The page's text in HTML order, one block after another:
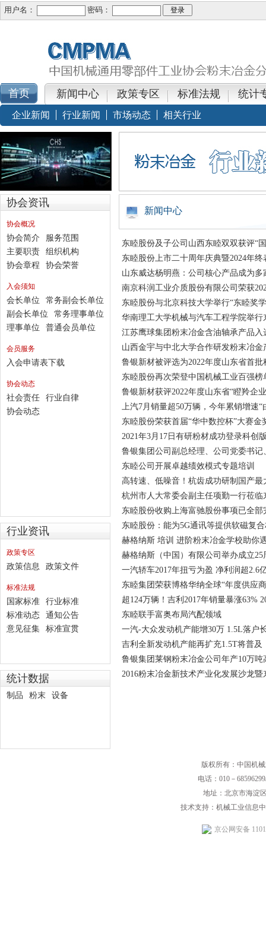
用户名： 密码：
新闻中心 政策专区 标准法规 统计
企业新闻 行业新闻 市场动态 相关行业
协会资讯
协会概况
协会简介
服务范围
主要职责
组织机构
协会章程
协会荣誉
入会须知
会长单位
常务副会长单位
副会长单位
常务理事单位
理事单位
普通会员单位
会员服务
入会申请表下载
协会动态
社会责任
行业自律
协会动态
行业资讯
政策专区
政策信息 政策文件
标准法规
国家标准
行业标准
标准动态
通知公告
意见征集
标准宣贯
统计数据
制品 粉末 设备
新闻中心
东睦股份及子公司山西东睦双双获评“
东睦股份上市二十周年庆典暨2024年
山东威达杨明燕：公司核心产品成为多
南京科润工业介质股份有限公司荣获
东睦股份与北京科技大学举行“东睦奖
华南理工大学机械与汽车工程学院举
江苏鹰球集团粉末冶金含油轴承产品入
山西金宇与中北大学合作研发粉末冶金
鲁银新材被评选为2022年度山东省首
东睦股份再次荣登中国机械工业百强榜
鲁银新材获评2022年度山东省“瞪羚企
上汽7月销量超50万辆，今年累销增速“
东睦股份荣获首届“华中数控杯”大赛金
2021年3月17日有研粉材成功登录科创
鲁银集团公司副总经理、公司党委书
东睦公司开展卓越绩效模式专题培训
高转速、低噪音！杭齿成功研制国产
杭州市人大常委会副主任项勤一行莅临
东睦股份收购上海富驰股份事项已全部
东睦股份：能为5G通讯等提供软磁复
赫格纳斯 培训 进阶粉末冶金学校助你
赫格纳斯（中国）有限公司举办成立25
一汽轿车2017年扭亏为盈 净利润超2.6
东睦集团荣获博格华纳全球“年度供应
超124万辆！吉利2017年销量暴涨63%
东睦联手富奥布局汽配领域
一汽-大众发动机产能增30万 1.5L落户
吉利全新发动机产能再扩充1.5T将普及
鲁银集团莱钢粉末冶金公司年产10万
2016粉末冶金新技术产业化发展沙龙
版权所有：中国机
电话：010－
地址：北京市海淀
技术支持：机械工业信息
京公网安备